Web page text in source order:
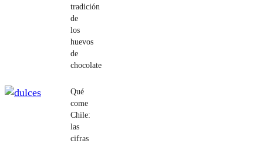
tradición
de
los
huevos
de
chocolate
Qué
come
Chile:
las
cifras